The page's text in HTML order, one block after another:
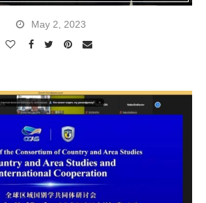
May 2, 2023